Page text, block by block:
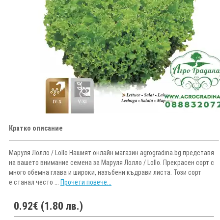
Кратко описание
Маруля Лолло / Lollo Нашият онлайн магазин agrogradina.bg представя
на вашето внимание семена за Маруля Лолло / Lollo. Прекрасен сорт с
много обемна глава и широки, назъбени къдрави листа. Този сорт
е станал често ... Прочети повече...
0.92€ (1.80 лв.)